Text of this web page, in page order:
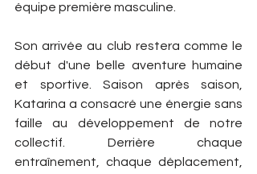
équipe première masculine.
Son arrivée au club restera comme le
début d'une belle aventure humaine
et sportive. Saison après saison,
Katarina a consacré une énergie sans
faille au développement de notre
collectif. Derrière chaque
entraînement, chaque déplacement,